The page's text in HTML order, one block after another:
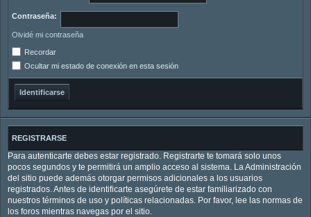
Contraseña:
Olvidé mi contraseña
Recordar
Ocultar mi estado de conexión en esta sesión
REGISTRARSE
Para autenticarte debes estar registrado. Registrarte te tomará solo unos
pocos segundos y te permitirá un amplio acceso al sistema. La Administración
del sitio puede además otorgar permisos adicionales a los usuarios
registrados. Antes de identificarte asegúrete de estar familiarizado con
nuestros términos de uso y políticas relacionadas. Por favor, lee las normas de
los foros mientras navegas por el sitio.